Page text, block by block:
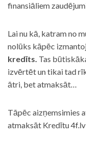
finansiāliem
Lai nu kā, katram no
nolūks kāpēc
kredīts. Tas
izvērtēt un tikai tad
ātri, bet atmaksāt…
Tāpēc aizņemsimies
atmaksāt Kredītu